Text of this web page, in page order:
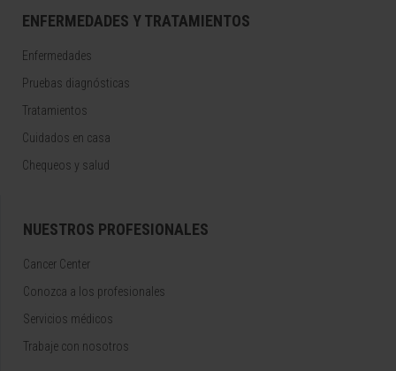
ENFERMEDADES Y TRATAMIENTOS
Enfermedades
Pruebas diagnósticas
Tratamientos
Cuidados en casa
Chequeos y salud
NUESTROS PROFESIONALES
Cancer Center
Conozca a los profesionales
Servicios médicos
Trabaje con nosotros